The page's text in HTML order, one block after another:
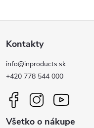
á
p
ä
Kontakty
info@inproducts.sk
+420 778 544 000
Všetko o nákupe